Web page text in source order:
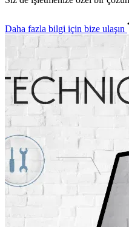
Daha fazla bilgi için bize ulaşın